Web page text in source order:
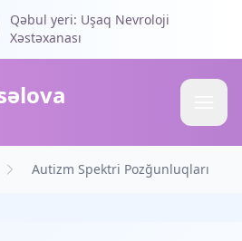
Qəbul yeri: Uşaq Nevroloji
Xəstəxanası
Autizm Spektri Pozğunluqları